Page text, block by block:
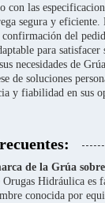
con las
segura y eficiente.
del
para satisfacer
necesidades de
de soluciones
y fiabilidad en sus
de la Grúa
Hidráulica es
conocida por